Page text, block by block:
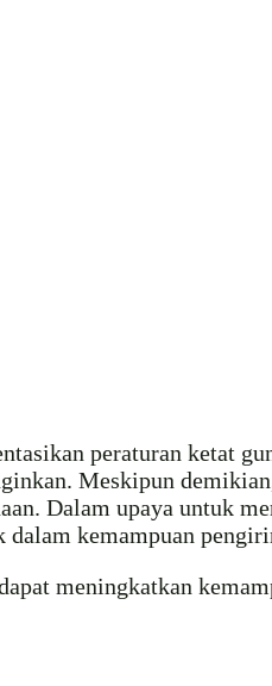
peraturan ketat
Meskipun
Dalam upaya untuk
kemampuan
meningkatkan